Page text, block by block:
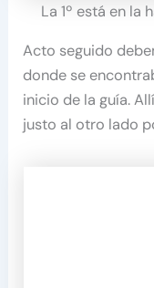
La 1º está en la
Acto seguido
donde se
inicio de la guía.
justo al otro lado